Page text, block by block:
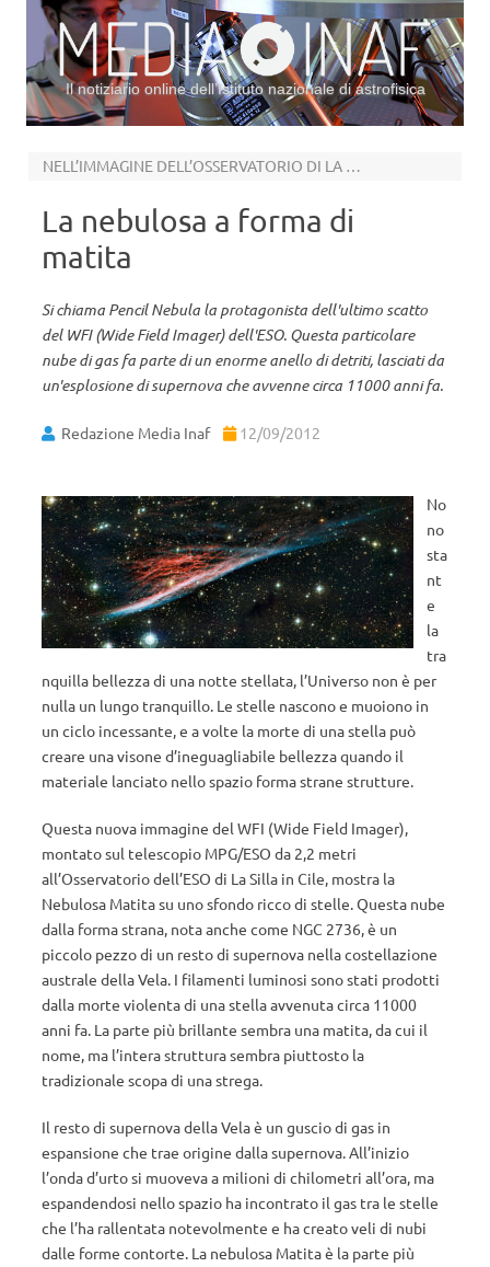
Il notiziario online dell’Istituto nazionale di astrofisica
NELL’IMMAGINE DELL’OSSERVATORIO DI LA SILLA
La nebulosa a forma di
matita
Si chiama Pencil Nebula la protagonista dell'ultimo scatto
del WFI (Wide Field Imager) dell'ESO. Questa particolare
nube di gas fa parte di un enorme anello di detriti, lasciati da
un'esplosione di supernova che avvenne circa 11000 anni fa.
Redazione Media Inaf 12/09/2012
No
no
sta
nt
e
la
tra
nquilla bellezza di una notte stellata, l’Universo non è per
nulla un lungo tranquillo. Le stelle nascono e muoiono in
un ciclo incessante, e a volte la morte di una stella può
creare una visone d’ineguagliabile bellezza quando il
materiale lanciato nello spazio forma strane strutture.
Questa nuova immagine del WFI (Wide Field Imager),
montato sul telescopio MPG/ESO da 2,2 metri
all’Osservatorio dell’ESO di La Silla in Cile, mostra la
Nebulosa Matita su uno sfondo ricco di stelle. Questa nube
dalla forma strana, nota anche come NGC 2736, è un
piccolo pezzo di un resto di supernova nella costellazione
australe della Vela. I filamenti luminosi sono stati prodotti
dalla morte violenta di una stella avvenuta circa 11000
anni fa. La parte più brillante sembra una matita, da cui il
nome, ma l’intera struttura sembra piuttosto la
tradizionale scopa di una strega.
Il resto di supernova della Vela è un guscio di gas in
espansione che trae origine dalla supernova. All’inizio
l’onda d’urto si muoveva a milioni di chilometri all’ora, ma
espandendosi nello spazio ha incontrato il gas tra le stelle
che l’ha rallentata notevolmente e ha creato veli di nubi
dalle forme contorte. La nebulosa Matita è la parte più